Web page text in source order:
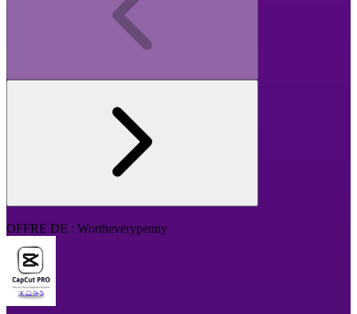
OFFRE DE : Wortheverypenny